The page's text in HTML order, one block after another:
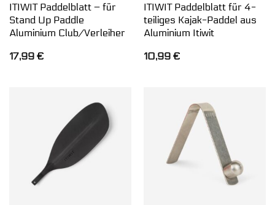
ITIWIT Paddelblatt – für
Stand Up Paddle
Aluminium Club/Verleiher
17,99 €
ITIWIT Paddelblatt für 4-
teiliges Kajak-Paddel aus
Aluminium Itiwit
10,99 €